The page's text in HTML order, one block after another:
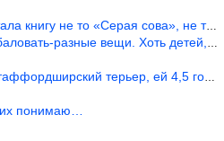
книгу не то «Серая сова», не то ещё к
разные вещи. Хоть детей, хоть коше
терьер, ей 4,5 года, но ни р
их понимаю…